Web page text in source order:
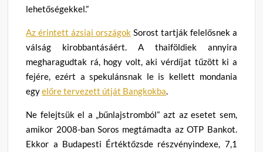
lehetőségekkel.”
Az érintett ázsiai országok Sorost tartják felelősnek a
válság kirobbantásáért. A thaiföldiek annyira
megharagudtak rá, hogy volt, aki vérdíjat tűzött ki a
fejére, ezért a spekulánsnak le is kellett mondania
egyelőre tervezett útját Bangkokba.
Ne felejtsük el a „bűnlajstromból” azt az esetet sem,
amikor 2008-ban Soros megtámadta az OTP Bankot.
Ekkor a Budapesti Értéktőzsde részvényindexe, 7,1